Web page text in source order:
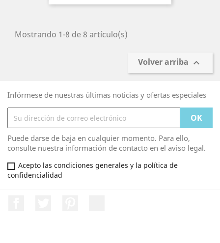
Mostrando 1-8 de 8 artículo(s)
Volver arriba 
Infórmese de nuestras últimas noticias y ofertas especiales
Puede darse de baja en cualquier momento. Para ello,
consulte nuestra información de contacto en el aviso legal.
Acepto las condiciones generales y la política de
confidencialidad